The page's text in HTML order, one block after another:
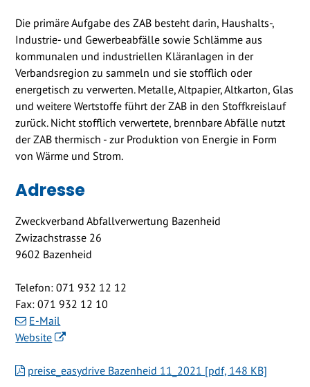
Die primäre Aufgabe des ZAB besteht darin, Haushalts-,
Industrie- und Gewerbeabfälle sowie Schlämme aus
kommunalen und industriellen Kläranlagen in der
Verbandsregion zu sammeln und sie stofflich oder
energetisch zu verwerten. Metalle, Altpapier, Altkarton, Glas
und weitere Wertstoffe führt der ZAB in den Stoffkreislauf
zurück. Nicht stofflich verwertete, brennbare Abfälle nutzt
der ZAB thermisch - zur Produktion von Energie in Form
von Wärme und Strom.
Adresse
Zweckverband Abfallverwertung Bazenheid
Zwizachstrasse 26
9602 Bazenheid
Telefon:071 932 12 12
Fax:071 932 12 10
E-Mail
Website
preise_easydrive Bazenheid 11_2021 [pdf, 148 KB]